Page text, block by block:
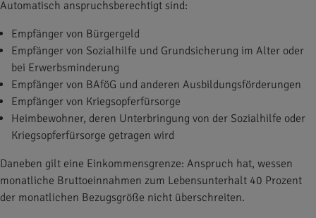
Automatisch anspruchsberechtigt sind:
Empfänger von Bürgergeld
Empfänger von Sozialhilfe und Grundsicherung im Alter oder
bei Erwerbsminderung
Empfänger von BAföG und anderen Ausbildungsförderungen
Empfänger von Kriegsopferfürsorge
Heimbewohner, deren Unterbringung von der Sozialhilfe oder
Kriegsopferfürsorge getragen wird
Daneben gilt eine Einkommensgrenze: Anspruch hat, wessen
monatliche Bruttoeinnahmen zum Lebensunterhalt 40 Prozent
der monatlichen Bezugsgröße nicht überschreiten.